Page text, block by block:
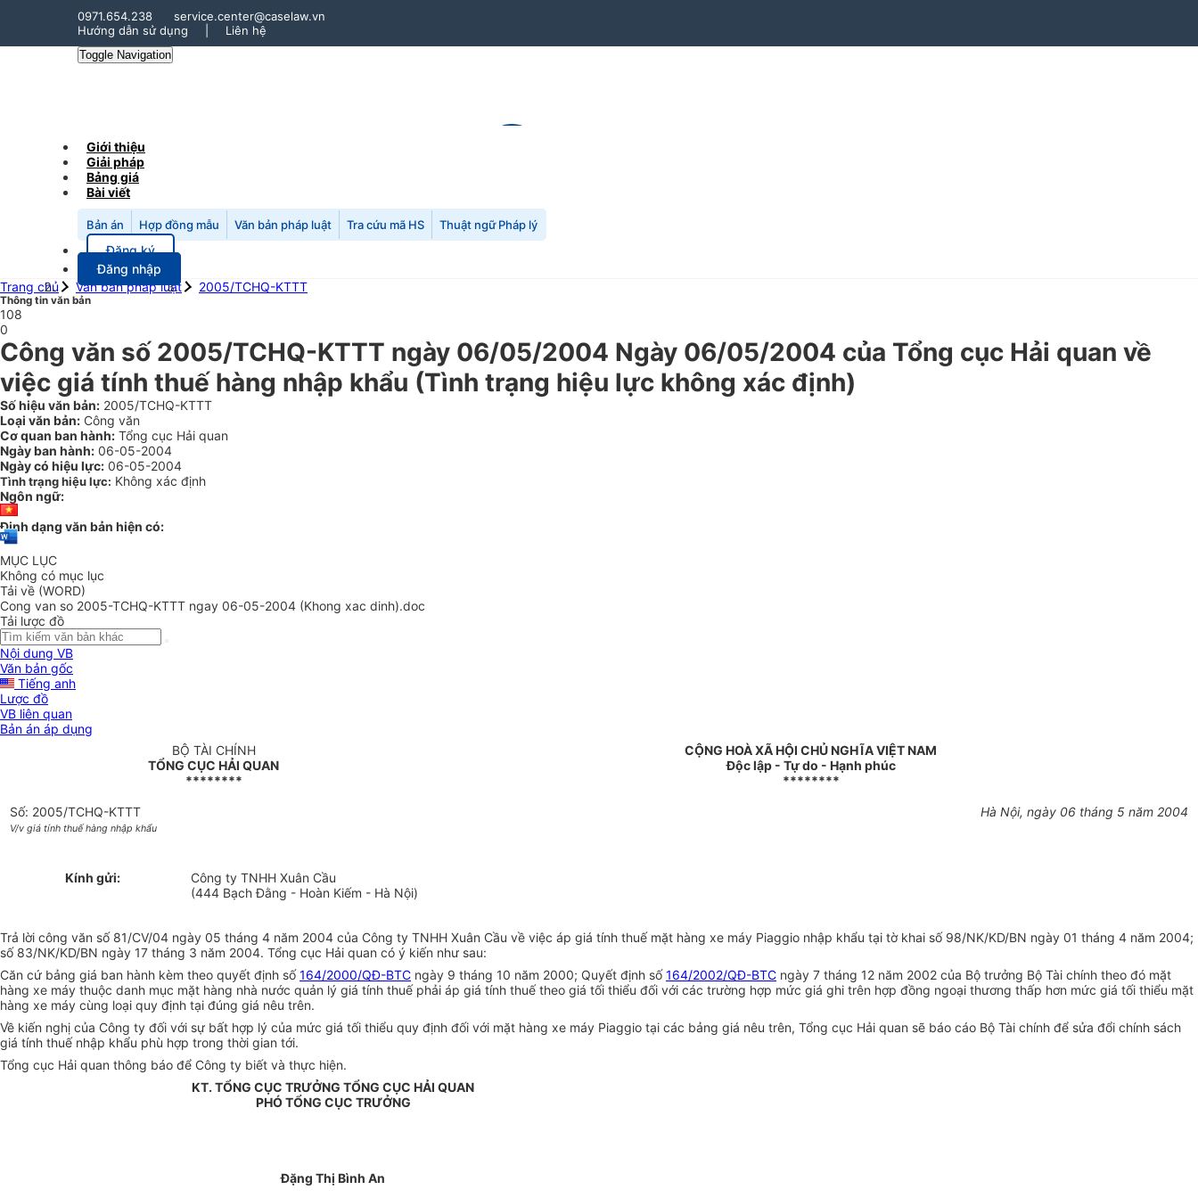
0971.654.238
service.center@caselaw.vn
Hướng dẫn sử dụng
Liên hệ
Toggle Navigation
Giới thiệu
Giải pháp
Bảng giá
Bài viết
Bản án Hợp đồng mẫu Văn bản pháp luật Tra cứu mã HS Thuật ngữ Pháp lý
Đăng ký
Đăng nhập
Trang chủ
Văn bản pháp luật 2005/TCHQ-KTTT
Thông tin văn bản
108
0
Công văn số 2005/TCHQ-KTTT ngày 06/05/2004 Ngày 06/05/2004 của Tổng cục Hải quan về
việc giá tính thuế hàng nhập khẩu (Tình trạng hiệu lực không xác định)
Số hiệu văn bản: 2005/TCHQ-KTTT
Loại văn bản: Công văn
Cơ quan ban hành: Tổng cục Hải quan
Ngày ban hành: 06-05-2004
Ngày có hiệu lực: 06-05-2004
Tình trạng hiệu lực: Không xác định
Ngôn ngữ:
Định dạng văn bản hiện có:
MỤC LỤC
Không có mục lục
Tải về (WORD)
Cong van so 2005-TCHQ-KTTT ngay 06-05-2004 (Khong xac dinh).doc
Tải lược đồ
Nội dung VB
Văn bản gốc
Tiếng anh
Lược đồ
VB liên quan
Bản án áp dụng
BỘ TÀI CHÍNH
TỔNG CỤC HẢI QUAN
********
CỘNG HOÀ XÃ HỘI CHỦ NGHĨA VIỆT NAM
Độc lập - Tự do - Hạnh phúc
********
Số: 2005/TCHQ-KTTT
V/v giá tính thuế hàng nhập khẩu
Hà Nội, ngày 06 tháng 5 năm 2004
Kính gửi:
Công ty TNHH Xuân Cầu
(444 Bạch Đằng - Hoàn Kiếm - Hà Nội)
Trả lời công văn số 81/CV/04 ngày 05 tháng 4 năm 2004 của Công ty TNHH Xuân Cầu về việc áp giá tính thuế mặt hàng xe máy Piaggio nhập khẩu tại tờ khai số 98/NK/KD/BN ngày 01 tháng 4 năm 2004;
số 83/NK/KD/BN ngày 17 tháng 3 năm 2004. Tổng cục Hải quan có ý kiến như sau:
Căn cứ bảng giá ban hành kèm theo quyết định số164/2000/QĐ-BTC ngày 9 tháng 10 năm 2000; Quyết định số164/2002/QĐ-BTC ngày 7 tháng 12 năm 2002 của Bộ trưởng Bộ Tài chính theo đó mặt
hàng xe máy thuộc danh mục mặt hàng nhà nước quản lý giá tính thuế phải áp giá tính thuế theo giá tối thiểu đối với các trường hợp mức giá ghi trên hợp đồng ngoại thương thấp hơn mức giá tối thiểu mặt
hàng xe máy cùng loại quy định tại đúng giá nêu trên.
Về kiến nghị của Công ty đối với sự bất hợp lý của mức giá tối thiểu quy định đối với mặt hàng xe máy Piaggio tại các bảng giá nêu trên, Tổng cục Hải quan sẽ báo cáo Bộ Tài chính để sửa đổi chính sách
giá tính thuế nhập khẩu phù hợp trong thời gian tới.
Tổng cục Hải quan thông báo để Công ty biết và thực hiện.
KT. TỔNG CỤC TRƯỞNG TỔNG CỤC HẢI QUAN
PHÓ TỔNG CỤC TRƯỞNG
Đặng Thị Bình An